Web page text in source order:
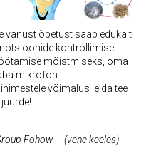
vanust õpetust saab edukalt
kontrollimisel.
mõistmiseks, oma
mikrofon.
võimalus leida tee
juurde!
Fohow
(vene keeles)